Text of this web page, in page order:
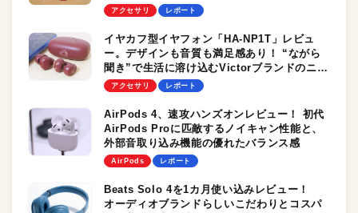
アクセサリ レポート
イヤカフ型イヤフォン「HA-NP1T」レビュ
ー。デザインも音質も満足感あり！ “ながら
聞き”で生活に溶け込むVictorブランドのニュ
ーアイテム
アクセサリ レポート
AirPods 4、速攻ハンズオンレビュー！ 初代
AirPods Proに匹敵するノイキャン性能と、
外部音取り込み機能の優れたバランス感
AirPods レポート
Beats Solo 4を1カ月使い込みレビュー！
オーディオブランドらしいこだわりとコスパ